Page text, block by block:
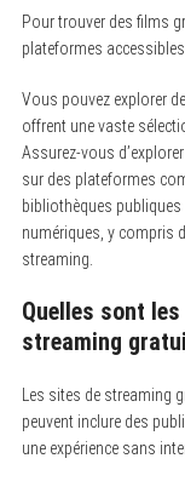
Pour trouver des films
plateformes accessibles
Vous pouvez explorer
offrent une vaste
Assurez-vous
sur des plateformes
bibliothèques
numériques, y compris
streaming.
Quelles sont
streaming
Les sites de
peuvent inclure des
une expérience sans